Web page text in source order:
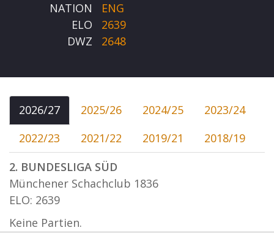
NATION
ENG
ELO
2639
DWZ
2648
2026/27 2025/26 2024/25
2023/24
2022/23
2021/22 2019/21
2018/19
2. BUNDESLIGA SÜD
Münchener Schachclub 1836
ELO: 2639
Keine Partien.